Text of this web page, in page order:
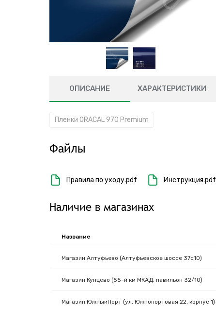
ОПИСАНИЕ ХАРАКТЕРИСТИКИ
Пленки ORACAL 970 Premium
Файлы
Правила по уходу.pdf Инструкция.pdf
Наличие в магазинах
Название
Магазин Алтуфьево (Алтуфьевское шоссе 37с10)
Магазин Кунцево (55-й км МКАД, павильон 32/10)
Магазин ЮжныйПорт (ул. Южнопортовая 22, корпус 1)